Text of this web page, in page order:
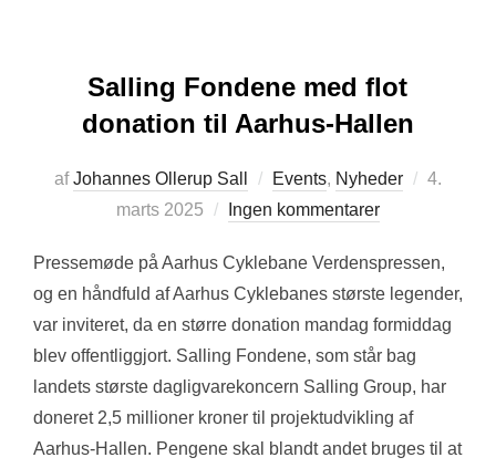
Salling Fondene med flot
donation til Aarhus-Hallen
afJohannes Ollerup Sall Events, Nyheder
Udgivet
4.
marts 2025
Ingen kommentarer
Pressemøde på Aarhus Cyklebane Verdenspressen,
og en håndfuld af Aarhus Cyklebanes største legender,
var inviteret, da en større donation mandag formiddag
blev offentliggjort. Salling Fondene, som står bag
landets største dagligvarekoncern Salling Group, har
doneret 2,5 millioner kroner til projektudvikling af
Aarhus-Hallen. Pengene skal blandt andet bruges til at